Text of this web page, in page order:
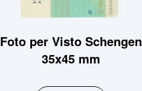
Foto per Visto Schengen
35x45 mm